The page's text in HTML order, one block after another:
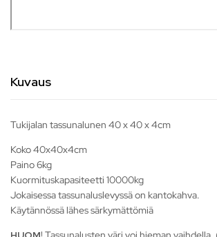
Kuvaus
Tukijalan tassunalunen 40 x 40 x 4cm
Koko 40x40x4cm
Paino 6kg
Kuormituskapasiteetti 10000kg
Jokaisessa tassunaluslevyssä on kantokahva.
Käytännössä lähes särkymättömiä